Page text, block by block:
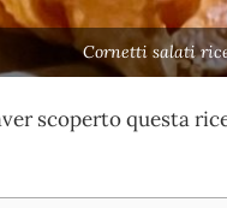
Cornetti salati
scoperto questa